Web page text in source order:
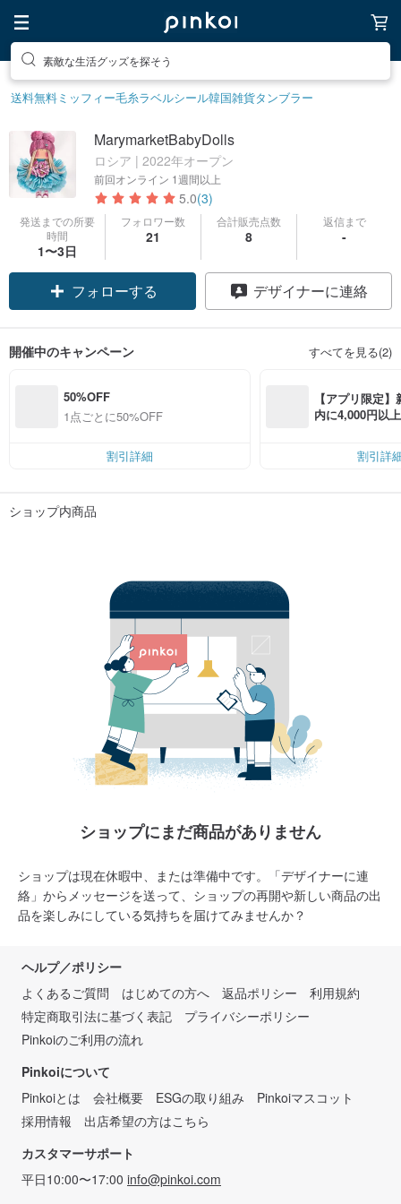
素敵な生活グッズを探そう
送料無料ミッフィー毛糸ラベルシール韓国雑貨タンブラー
MarymarketBabyDolls
ロシア | 2022年オープン
前回オンライン 1週間以上
5.0(3)
発送までの所要
時間
1〜3日
フォロワー数
21
合計販売点数
8
返信まで
-
フォローする デザイナーに連絡
開催中のキャンペーン すべてを見る(2)
50%OFF
1点ごとに50%OFF
割引詳細
【アプリ限定
内に4,000円以
割引詳
ショップ内商品
ショップにまだ商品がありません
ショップは現在休暇中、または準備中です。「デザイナーに連
絡」からメッセージを送って、ショップの再開や新しい商品の出
品を楽しみにしている気持ちを届けてみませんか？
ヘルプ／ポリシー
よくあるご質問
はじめての方へ 返品ポリシー
利用規約
特定商取引法に基づく表記
プライバシーポリシー
Pinkoiのご利用の流れ
Pinkoiについて
Pinkoiとは
会社概要 ESGの取り組み
Pinkoiマスコット
採用情報
出店希望の方はこちら
カスタマーサポート
平日10:00〜17:00 info@pinkoi.com